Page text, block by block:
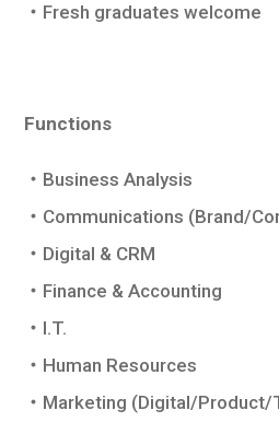
・Fresh graduates welcome
Functions
・Business Analysis
・Communications (Brand/
・Digital & CRM
・Finance & Accounting
・I.T.
・Human Resources
・Marketing (Digital/Product/